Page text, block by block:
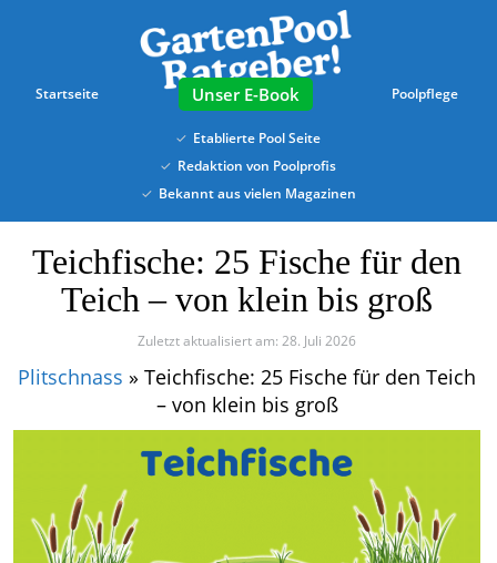
content
Startseite Poolpflege
E-Book
Etablierte Pool Seite
Redaktion von Poolprofis
Bekannt aus vielen Magazinen
Teichfische: 25 Fische für den
Teich – von klein bis groß
Zuletzt aktualisiert am: 28. Juli 2026
Plitschnass » Teichfische: 25 Fische für den Teich
– von klein bis groß